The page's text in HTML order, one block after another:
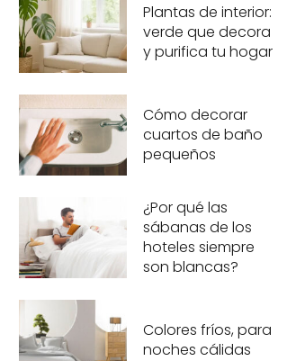
Plantas de interior:
verde que decora
y purifica tu hogar
Cómo decorar
cuartos de baño
pequeños
¿Por qué las
sábanas de los
hoteles siempre
son blancas?
Colores fríos, para
noches cálidas